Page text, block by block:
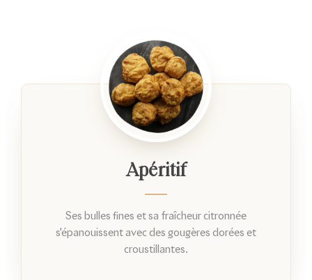
Apéritif
Ses bulles fines et sa fraîcheur citronnée
s'épanouissent avec des gougères dorées et
croustillantes.